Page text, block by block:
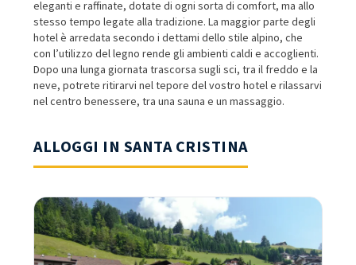
eleganti e raffinate, dotate di ogni sorta di comfort, ma allo
stesso tempo legate alla tradizione. La maggior parte degli
hotel è arredata secondo i dettami dello stile alpino, che
con l’utilizzo del legno rende gli ambienti caldi e accoglienti.
Dopo una lunga giornata trascorsa sugli sci, tra il freddo e la
neve, potrete ritirarvi nel tepore del vostro hotel e rilassarvi
nel centro benessere, tra una sauna e un massaggio.
ALLOGGI IN SANTA CRISTINA